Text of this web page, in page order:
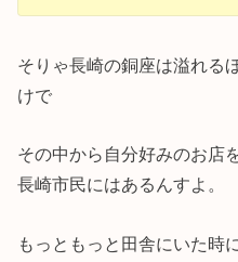
そりゃ長崎の銅座は溢れる
けで
その中から自分好みのお店
長崎市民にはあるんすよ。
もっともっと田舎にいた時